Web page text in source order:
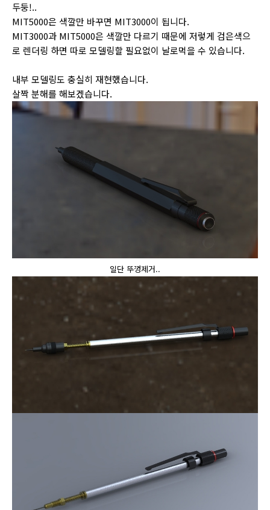
두둥!..
MIT5000은 색깔만 바꾸면 MIT3000이 됩니다.
MIT3000과 MIT5000은 색깔만 다르기 때문에 저렇게 검은색으
로 렌더링 하면 따로 모델링할 필요없이 날로먹을 수 있습니다.
내부 모델링도 충실히 재현했습니다.
살짝 분해를 해보겠습니다.
일단 뚜껑제거..